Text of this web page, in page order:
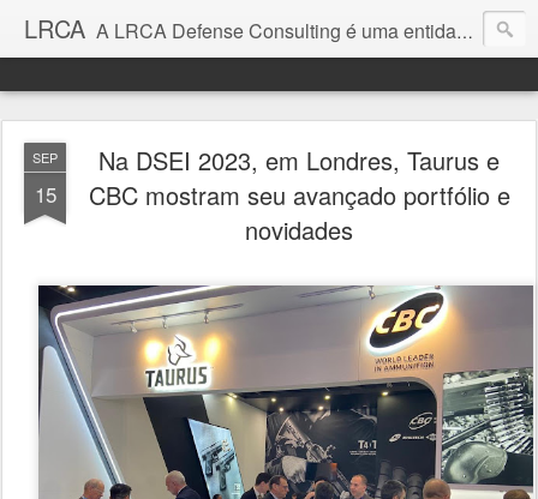
LRCA A LRCA Defense Consulting é uma entidade sem fins lucrativos que se dedica a produzir e divulgar notícias e análises sobre as Empresas de Defesa. Não somos jornalistas e nem este é um blog jornalístico.
SEP
15
Na DSEI 2023, em Londres, Taurus e
CBC mostram seu avançado portfólio e
novidades